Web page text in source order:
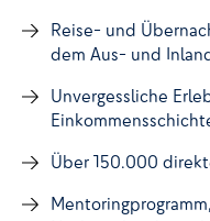
Reise- und
dem Aus- und
Unvergessliche
Über 150.000